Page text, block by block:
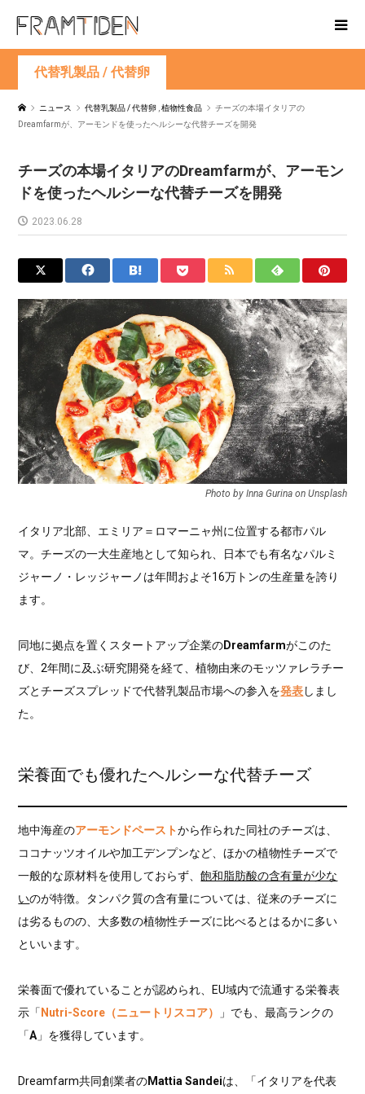
代替乳製品 / 代替卵
ニュース 代替乳製品 / 代替卵 ,植物性食品
チーズの本場イタリアの
Dreamfarmが、アーモンドを使ったヘルシーな代替チーズを開発
チーズの本場イタリアのDreamfarmが、アーモン
ドを使ったヘルシーな代替チーズを開発
2023.06.28
Photo by Inna Gurina on Unsplash
イタリア北部、エミリア＝ロマーニャ州に位置する都市パル
マ。チーズの一大生産地として知られ、日本でも有名なパルミ
ジャーノ・レッジャーノは年間およそ16万トンの生産量を誇り
ます。
同地に拠点を置くスタートアップ企業のDreamfarmがこのた
び、2年間に及ぶ研究開発を経て、植物由来のモッツァレラチー
ズとチーズスプレッドで代替乳製品市場への参入を発表しまし
た。
栄養面でも優れたヘルシーな代替チーズ
地中海産のアーモンドペーストから作られた同社のチーズは、
ココナッツオイルや加工デンプンなど、ほかの植物性チーズで
一般的な原材料を使用しておらず、飽和脂肪酸の含有量が少な
いのが特徴。タンパク質の含有量については、従来のチーズに
は劣るものの、大多数の植物性チーズに比べるとはるかに多い
といいます。
栄養面で優れていることが認められ、EU域内で流通する栄養表
示「 Nutri-Score（ニュートリスコア）
」でも、最高ランクの
「A 」を獲得しています。
Dreamfarm共同創業者のMattia Sandeiは、「イタリアを代表